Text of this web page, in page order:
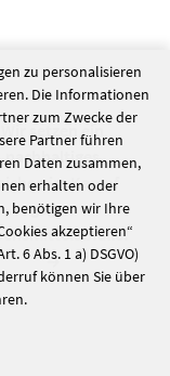
Wir setzen ein
nachhaltiges
im Kampf
gegen
zu personalisieren
Die Informationen
zum Zwecke der
Partner führen
Daten zusammen,
erhalten oder
benötigen wir Ihre
akzeptieren“
6 Abs. 1 a) DSGVO)
können Sie über